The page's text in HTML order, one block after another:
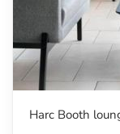
Harc Booth